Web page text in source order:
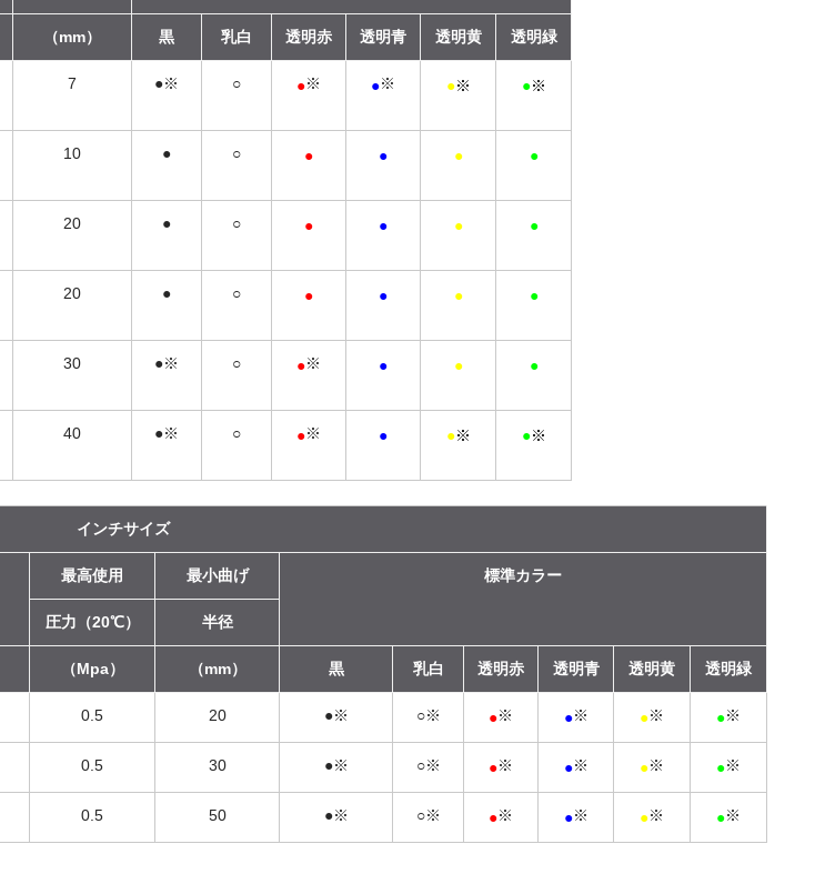
（mm） 黒 乳白 透明赤 透明青 透明黄 透明緑
7 ●※ ○ ●※ ●※ ●※ ●※
10 ● ○ ● ● ● ●
20 ● ○ ● ● ● ●
20 ● ○ ● ● ● ●
30 ●※ ○ ●※ ● ● ●
40 ●※ ○ ●※ ● ●※ ●※
インチサイズ
最高使用 最小曲げ 標準カラー
圧力（20℃） 半径
（Mpa） （mm） 黒 乳白 透明赤 透明青 透明黄 透明緑
0.5 20 ●※ ○※ ●※ ●※ ●※ ●※
0.5 30 ●※ ○※ ●※ ●※ ●※ ●※
0.5 50 ●※ ○※ ●※ ●※ ●※ ●※